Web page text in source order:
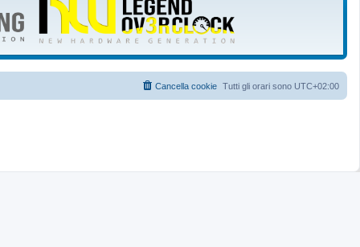
Tutti gli orari sono UTC+02:00
Cancella cookie